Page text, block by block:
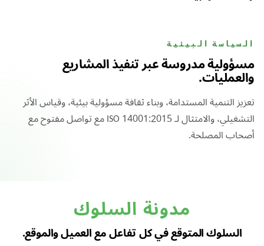
السياسة البيئية
مسؤولية مدروسة عبر تنفيذ المشاريع
والعمليات.
تعزيز التنمية المستدامة، وبناء ثقافة مسؤولية بيئية، وقياس الأثر
التشغيلي، والامتثال لـ ISO 14001:2015 مع تواصل مفتوح مع
أصحاب المصلحة.
مدونة السلوك
السلوك المتوقع في كل تفاعل مع العميل والموقع.